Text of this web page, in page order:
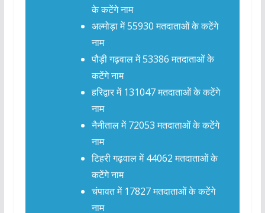
के कटेंगे नाम
अल्मोड़ा में 55930 मतदाताओं के कटेंगे
नाम
पौड़ी गढ़वाल में 53386 मतदाताओं के
कटेंगे नाम
हरिद्वार में 131047 मतदाताओं के कटेंगे
नाम
नैनीताल में 72053 मतदाताओं के कटेंगे
नाम
टिहरी गढ़वाल में 44062 मतदाताओं के
कटेंगे नाम
चंपावत में 17827 मतदाताओं के कटेंगे
नाम